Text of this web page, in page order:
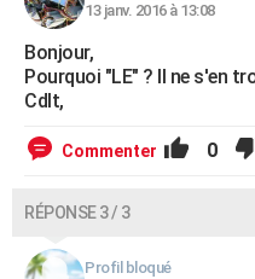
13 janv. 2016 à 13:08
Bonjour,
Pourquoi "LE" ? Il ne s'en
Cdlt,
Commenter 0
RÉPONSE 3 / 3
Profil bloqué